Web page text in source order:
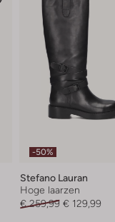
-50%
Stefano Lauran
Hoge laarzen
€ 259,99 € 129,99